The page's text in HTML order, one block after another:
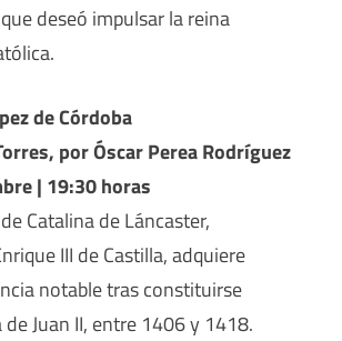
deseó impulsar la reina
de Córdoba
por Óscar Perea Rodríguez
| 19:30 horas
Catalina de Láncaster,
III de Castilla, adquiere
notable tras constituirse
de Juan II, entre 1406 y 1418.